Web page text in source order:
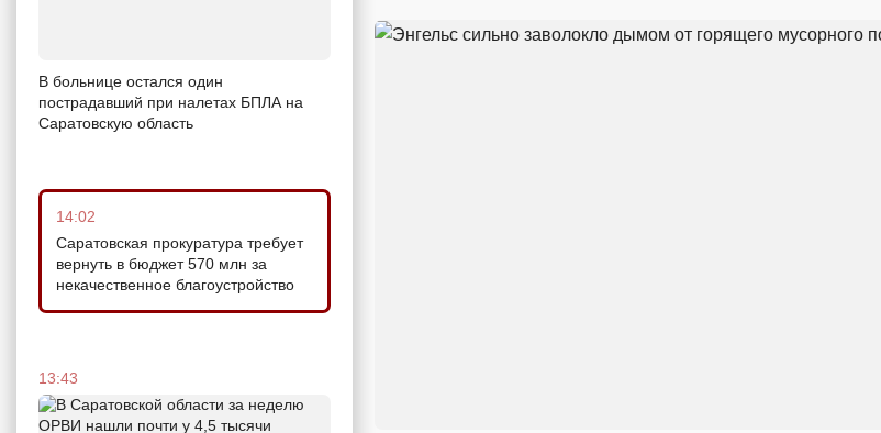
В больнице остался один
пострадавший при налетах БПЛА на
Саратовскую область
14:02
Саратовская прокуратура требует
вернуть в бюджет 570 млн за
некачественное благоустройство
13:43